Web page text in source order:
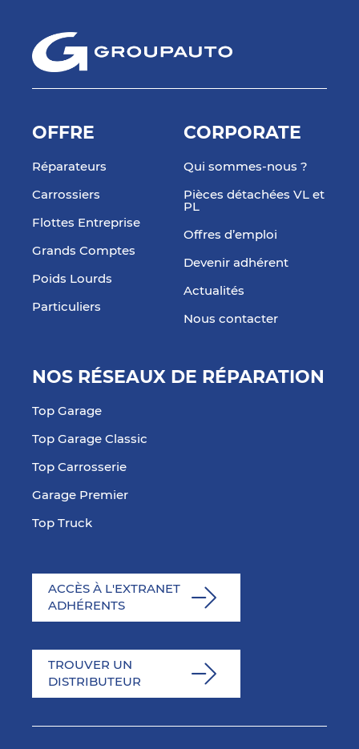
OFFRE
Réparateurs
Carrossiers
Flottes Entreprise
Grands Comptes
Poids Lourds
Particuliers
CORPORATE
Qui sommes-nous ?
Pièces détachées VL et
PL
Offres d’emploi
Devenir adhérent
Actualités
Nous contacter
NOS RÉSEAUX DE RÉPARATION
Top Garage
Top Garage Classic
Top Carrosserie
Garage Premier
Top Truck
ACCÈS À L'EXTRANET
ADHÉRENTS
TROUVER UN
DISTRIBUTEUR